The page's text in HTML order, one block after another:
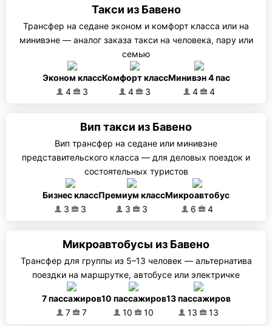
Такси из Бавено
Трансфер на седане эконом и комфорт класса или на
минивэне — аналог заказа такси на человека, пару или
семью
Эконом класс
4
3
Комфорт класс
4
3
Минивэн 4 пас
4
4
Вип такси из Бавено
Вип трансфер на седане или минивэне
представительского класса — для деловых поездок и
состоятельных туристов
Бизнес класс
3
3
Премиум класс
3
3
Микроавтобус
6
4
Микроавтобусы из Бавено
Трансфер для группы из 5–13 человек — альтернатива
поездки на маршрутке, автобусе или электричке
7 пассажиров
7
7
10 пассажиров
10
10
13 пассажиров
13
13